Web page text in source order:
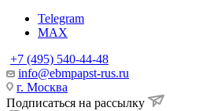
Telegram
MAX
+7 (495) 540-44-48
info@ebmpapst-rus.ru
г. Москва
Подписаться на рассылку